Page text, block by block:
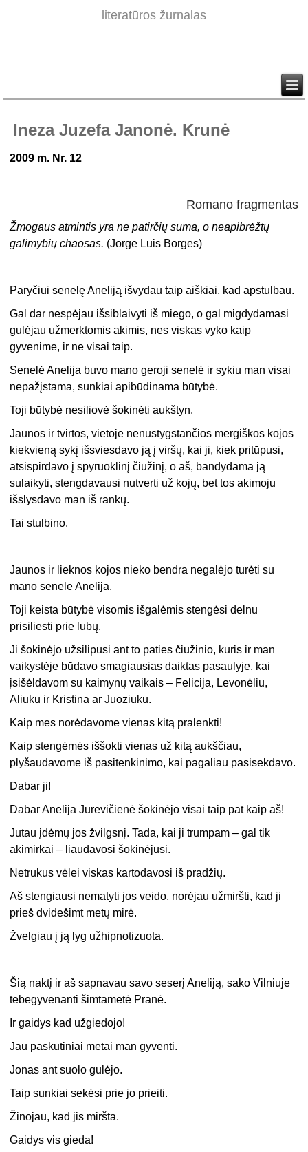
literatūros žurnalas
Ineza Juzefa Janonė. Krunė
2009 m. Nr. 12
Romano fragmentas
Žmogaus atmintis yra ne patirčių suma, o neapibrėžtų
galimybių chaosas. (Jorge Luis Borges)
Paryčiui senelę Aneliją išvydau taip aiškiai, kad apstulbau.
Gal dar nespėjau išsiblaivyti iš miego, o gal migdydamasi
gulėjau užmerktomis akimis, nes viskas vyko kaip
gyvenime, ir ne visai taip.
Senelė Anelija buvo mano geroji senelė ir sykiu man visai
nepažįstama, sunkiai apibūdinama būtybė.
Toji būtybė nesiliovė šokinėti aukštyn.
Jaunos ir tvirtos, vietoje nenustygstančios mergiškos kojos
kiekvieną sykį išsviesdavo ją į viršų, kai ji, kiek pritūpusi,
atsispirdavo į spyruoklinį čiužinį, o aš, bandydama ją
sulaikyti, stengdavausi nutverti už kojų, bet tos akimoju
išslysdavo man iš rankų.
Tai stulbino.
Jaunos ir lieknos kojos nieko bendra negalėjo turėti su
mano senele Anelija.
Toji keista būtybė visomis išgalėmis stengėsi delnu
prisiliesti prie lubų.
Ji šokinėjo užsilipusi ant to paties čiužinio, kuris ir man
vaikystėje būdavo smagiausias daiktas pasaulyje, kai
įsišėldavom su kaimynų vaikais – Felicija, Levonėliu,
Aliuku ir Kristina ar Juoziuku.
Kaip mes norėdavome vienas kitą pralenkti!
Kaip stengėmės iššokti vienas už kitą aukščiau,
plyšaudavome iš pasitenkinimo, kai pagaliau pasisekdavo.
Dabar ji!
Dabar Anelija Jurevičienė šokinėjo visai taip pat kaip aš!
Jutau įdėmų jos žvilgsnį. Tada, kai ji trumpam – gal tik
akimirkai – liaudavosi šokinėjusi.
Netrukus vėlei viskas kartodavosi iš pradžių.
Aš stengiausi nematyti jos veido, norėjau užmiršti, kad ji
prieš dvidešimt metų mirė.
Žvelgiau į ją lyg užhipnotizuota.
Šią naktį ir aš sapnavau savo seserį Aneliją, sako Vilniuje
tebegyvenanti šimtametė Pranė.
Ir gaidys kad užgiedojo!
Jau paskutiniai metai man gyventi.
Jonas ant suolo gulėjo.
Taip sunkiai sekėsi prie jo prieiti.
Žinojau, kad jis miršta.
Gaidys vis gieda!